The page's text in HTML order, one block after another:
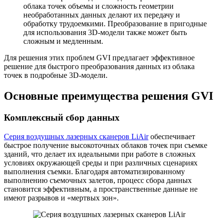
облака точек объемы и сложность геометрии
необработанных данных делают их передачу и
обработку трудоемкими. Преобразование в пригодные
для использования 3D-модели также может быть
сложным и медленным.
Для решения этих проблем GVI предлагает эффективное
решение для быстрого преобразования данных из облака
точек в подробные 3D-модели.
Основные преимущества решения GVI
Комплексный сбор данных
Серия воздушных лазерных сканеров LiAirобеспечивает
быстрое получение высокоточных облаков точек при съемке
зданий, что делает их идеальными при работе в сложных
условиях окружающей среды и при различных сценариях
выполнения съемки. Благодаря автоматизированному
выполнению съемочных залетов, процесс сбора данных
становится эффективным, а пространственные данные не
имеют разрывов и «мертвых зон».